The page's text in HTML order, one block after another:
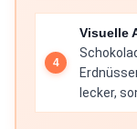
Visuelle
lecker,